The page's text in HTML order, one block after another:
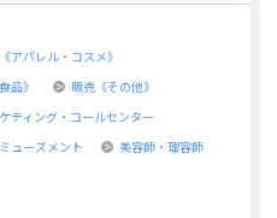
アパレル・コスメ》
品》
販売《その他》
ティング・コールセンター
ューズメント 美容師・理容師